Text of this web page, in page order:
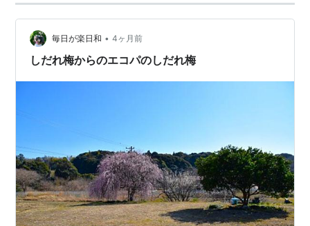
つつじ園
レストランエコパ
〒905-1204 沖縄県国頭郡東村字平良766-1
TEL:0980-43-3300
FAX:0980-43-3030
url:http://www.eco-park.com/
毎日が楽日和 • 4ヶ月前
しだれ梅からのエコパのしだれ梅